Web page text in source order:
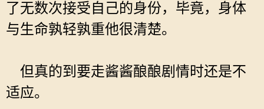
了无数次接受自己的身份，毕竟，身体
与生命孰轻孰重他很清楚。
但真的到要走酱酱酿酿剧情时还是不
适应。